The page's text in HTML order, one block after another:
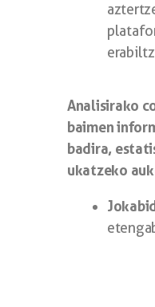
Analisirako
baimen
badira,
ukatzeko